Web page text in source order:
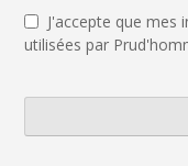
J'accepte que
utilisées par